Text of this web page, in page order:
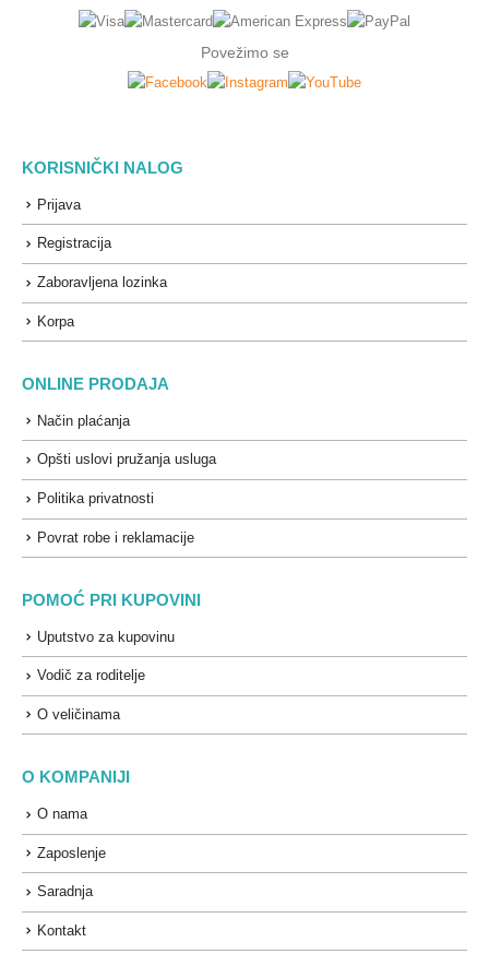
Povežimo se
KORISNIČKI NALOG
Prijava
Registracija
Zaboravljena lozinka
Korpa
ONLINE PRODAJA
Način plaćanja
Opšti uslovi pružanja usluga
Politika privatnosti
Povrat robe i reklamacije
POMOĆ PRI KUPOVINI
Uputstvo za kupovinu
Vodič za roditelje
O veličinama
O KOMPANIJI
O nama
Zaposlenje
Saradnja
Kontakt